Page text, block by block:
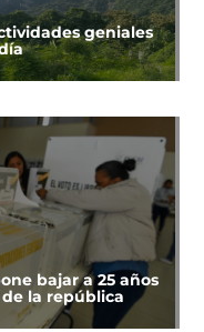
geniales
bajar a 25 años
la república